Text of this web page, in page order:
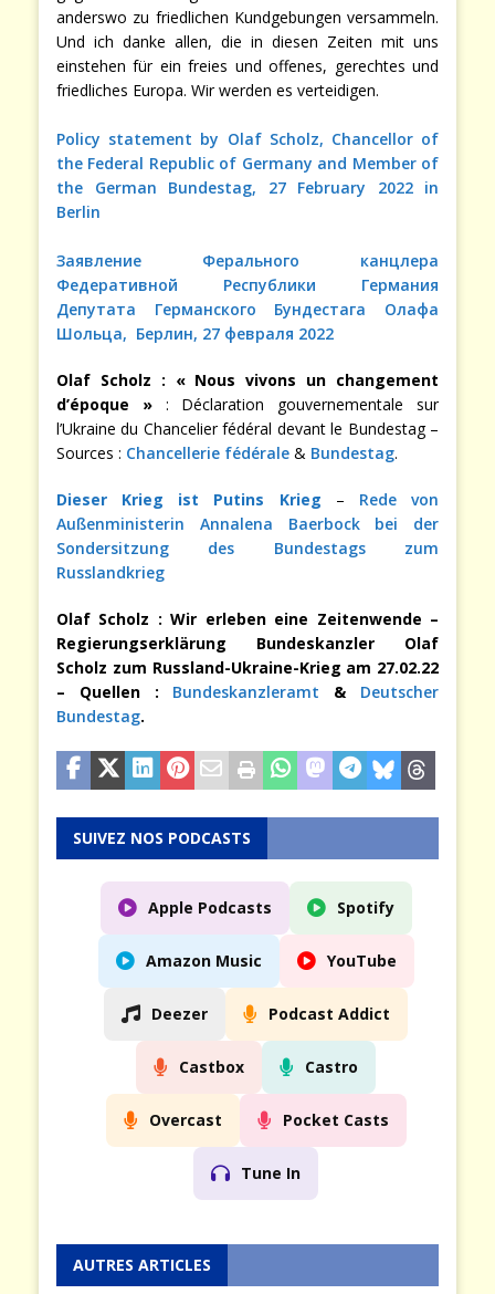
anderswo zu friedlichen Kundgebungen versammeln.
Und ich danke allen, die in diesen Zeiten mit uns
einstehen für ein freies und offenes, gerechtes und
friedliches Europa. Wir werden es verteidigen.
Policy statement by Olaf Scholz, Chancellor of
the Federal Republic of Germany and Member of
the German Bundestag, 27 February 2022 in
Berlin
Заявление Ферального канцлера
Федеративной Республики Германия
Депутата Германского Бундестага Олафа
Шольца, Берлин, 27 февраля 2022
Olaf Scholz : « Nous vivons un changement
d’époque »: Déclaration gouvernementale sur
l’Ukraine du Chancelier fédéral devant le Bundestag –
Sources : Chancellerie fédérale & Bundestag.
Dieser Krieg ist Putins Krieg – Rede von
Außenministerin Annalena Baerbock bei der
Sondersitzung des Bundestags zum
Russlandkrieg
Olaf Scholz : Wir erleben eine Zeitenwende –
Regierungserklärung Bundeskanzler Olaf
Scholz zum Russland-Ukraine-Krieg am 27.02.22
– Quellen : Bundeskanzleramt & Deutscher
Bundestag.
SUIVEZ NOS PODCASTS
Apple Podcasts Spotify
Amazon Music YouTube
Deezer Podcast Addict
Castbox Castro
Overcast Pocket Casts
Tune In
AUTRES ARTICLES